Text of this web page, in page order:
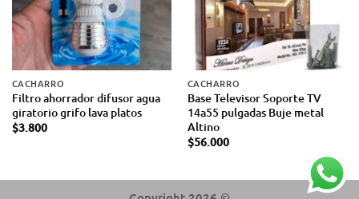
CACHARRO
Filtro ahorrador difusor agua
giratorio grifo lava platos
$3.800
CACHARRO
Base Televisor Soporte TV
14a55 pulgadas Buje metal
Altino
$56.000